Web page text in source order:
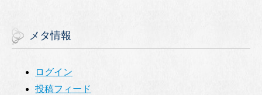
メタ情報
ログイン
投稿フィード